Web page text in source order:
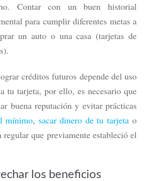
Contar con un buen historial
para cumplir diferentes metas a
un auto o una casa (tarjetas de
créditos futuros depende del uso
tu tarjeta, por ello, es necesario que
buena reputación y evitar prácticas
mínimo, sacar dinero de tu tarjetao
regular que previamente estableció el
los beneficios